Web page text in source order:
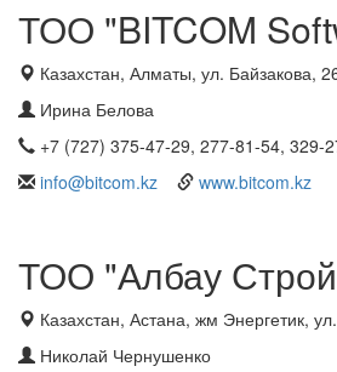
ТОО "BITCOM
Казахстан, Алматы, ул. Байзакова,
Ирина Белова
+7 (727) 375-47-29, 277-81-54, 329-
info@bitcom.kz
www.bitcom.kz
ТОО "Албау
Казахстан, Астана, жм Энергетик,
Николай Чернушенко